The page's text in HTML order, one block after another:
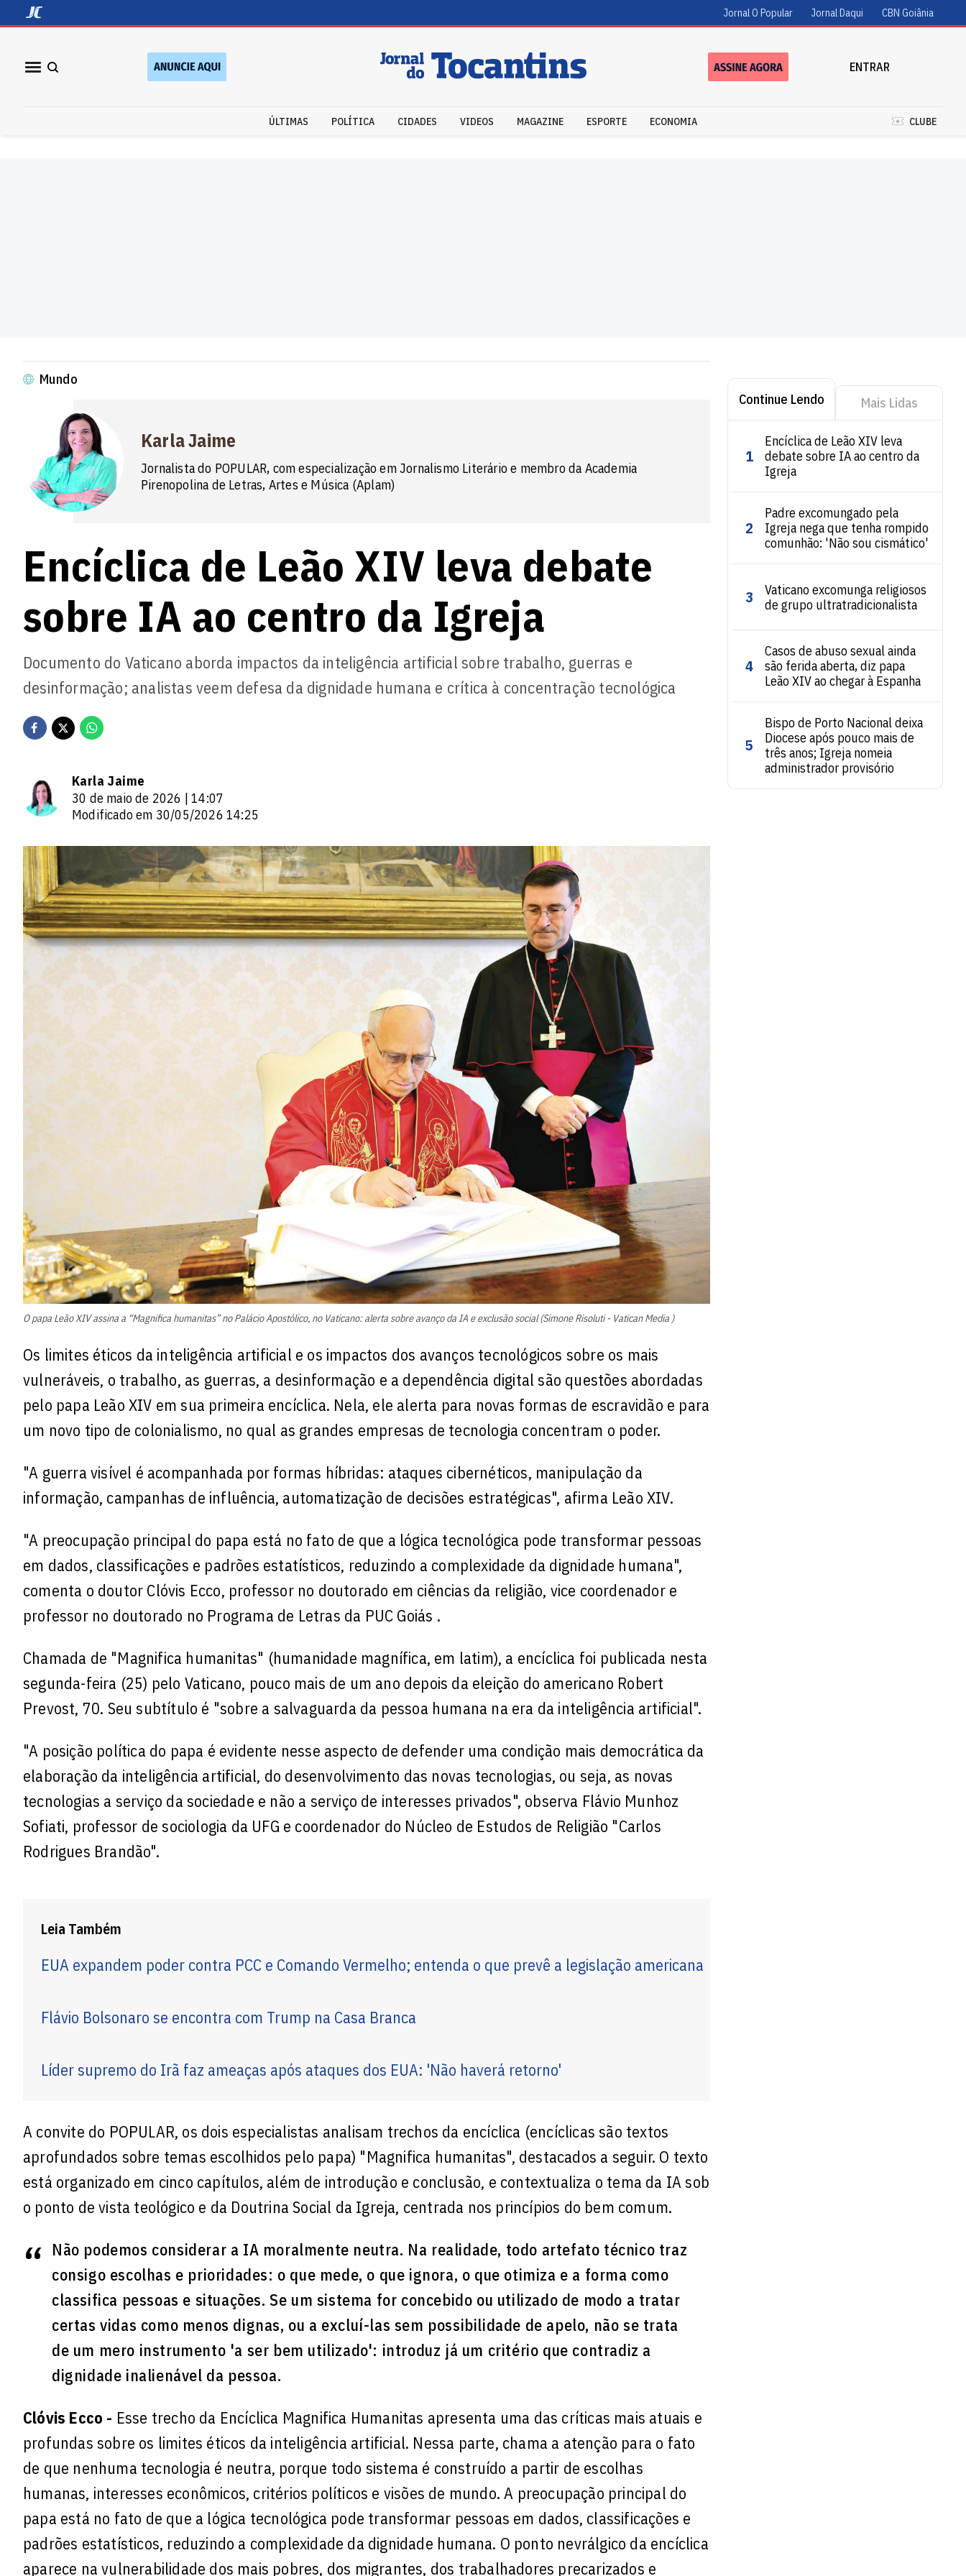
Jornal O Popular Jornal Daqui CBN Goiânia
ENTRAR
ÚLTIMAS POLÍTICA CIDADES VIDEOS MAGAZINE ESPORTE ECONOMIA CLUBE
Mundo
Karla Jaime
Jornalista do POPULAR, com especialização em Jornalismo Literário e membro da Academia
Pirenopolina de Letras, Artes e Música (Aplam)
Encíclica de Leão XIV leva debate
sobre IA ao centro da Igreja
Documento do Vaticano aborda impactos da inteligência artificial sobre trabalho, guerras e
desinformação; analistas veem defesa da dignidade humana e crítica à concentração tecnológica
Karla Jaime
30 de maio de 2026 | 14:07
Modificado em 30/05/2026 14:25
O papa Leão XIV assina a “Magnifica humanitas” no Palácio Apostólico, no Vaticano: alerta sobre avanço da IA e exclusão social (Simone Risoluti - Vatican Media )
Os limites éticos da inteligência artificial e os impactos dos avanços tecnológicos sobre os mais
vulneráveis, o trabalho, as guerras, a desinformação e a dependência digital são questões abordadas
pelo papa Leão XIV em sua primeira encíclica. Nela, ele alerta para novas formas de escravidão e para
um novo tipo de colonialismo, no qual as grandes empresas de tecnologia concentram o poder.
"A guerra visível é acompanhada por formas híbridas: ataques cibernéticos, manipulação da
informação, campanhas de influência, automatização de decisões estratégicas", afirma Leão XIV.
"A preocupação principal do papa está no fato de que a lógica tecnológica pode transformar pessoas
em dados, classificações e padrões estatísticos, reduzindo a complexidade da dignidade humana",
comenta o doutor Clóvis Ecco, professor no doutorado em ciências da religião, vice coordenador e
professor no doutorado no Programa de Letras da PUC Goiás .
Chamada de "Magnifica humanitas" (humanidade magnífica, em latim), a encíclica foi publicada nesta
segunda-feira (25) pelo Vaticano, pouco mais de um ano depois da eleição do americano Robert
Prevost, 70. Seu subtítulo é "sobre a salvaguarda da pessoa humana na era da inteligência artificial".
"A posição política do papa é evidente nesse aspecto de defender uma condição mais democrática da
elaboração da inteligência artificial, do desenvolvimento das novas tecnologias, ou seja, as novas
tecnologias a serviço da sociedade e não a serviço de interesses privados", observa Flávio Munhoz
Sofiati, professor de sociologia da UFG e coordenador do Núcleo de Estudos de Religião "Carlos
Rodrigues Brandão".
Leia Também
EUA expandem poder contra PCC e Comando Vermelho; entenda o que prevê a legislação americana
Flávio Bolsonaro se encontra com Trump na Casa Branca
Líder supremo do Irã faz ameaças após ataques dos EUA: 'Não haverá retorno'
A convite do POPULAR, os dois especialistas analisam trechos da encíclica (encíclicas são textos
aprofundados sobre temas escolhidos pelo papa) "Magnifica humanitas", destacados a seguir. O texto
está organizado em cinco capítulos, além de introdução e conclusão, e contextualiza o tema da IA sob
o ponto de vista teológico e da Doutrina Social da Igreja, centrada nos princípios do bem comum.
Não podemos considerar a IA moralmente neutra. Na realidade, todo artefato técnico traz
consigo escolhas e prioridades: o que mede, o que ignora, o que otimiza e a forma como
classifica pessoas e situações. Se um sistema for concebido ou utilizado de modo a tratar
certas vidas como menos dignas, ou a excluí-las sem possibilidade de apelo, não se trata
de um mero instrumento 'a ser bem utilizado': introduz já um critério que contradiz a
dignidade inalienável da pessoa.
Clóvis Ecco - Esse trecho da Encíclica Magnifica Humanitas apresenta uma das críticas mais atuais e
profundas sobre os limites éticos da inteligência artificial. Nessa parte, chama a atenção para o fato
de que nenhuma tecnologia é neutra, porque todo sistema é construído a partir de escolhas
humanas, interesses econômicos, critérios políticos e visões de mundo. A preocupação principal do
papa está no fato de que a lógica tecnológica pode transformar pessoas em dados, classificações e
padrões estatísticos, reduzindo a complexidade da dignidade humana. O ponto nevrálgico da encíclica
aparece na vulnerabilidade dos mais pobres, dos migrantes, dos trabalhadores precarizados e
Continue Lendo Mais Lidas
1
Encíclica de Leão XIV leva
debate sobre IA ao centro da
Igreja
2
Padre excomungado pela
Igreja nega que tenha rompido
comunhão: 'Não sou cismático'
3
Vaticano excomunga religiosos
de grupo ultratradicionalista
4
Casos de abuso sexual ainda
são ferida aberta, diz papa
Leão XIV ao chegar à Espanha
5
Bispo de Porto Nacional deixa
Diocese após pouco mais de
três anos; Igreja nomeia
administrador provisório